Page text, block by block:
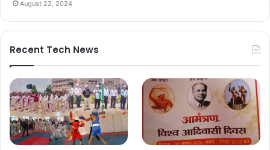
August 22, 2024
Recent Tech News